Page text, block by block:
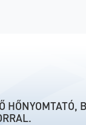
HŐNYOMTATÓ,